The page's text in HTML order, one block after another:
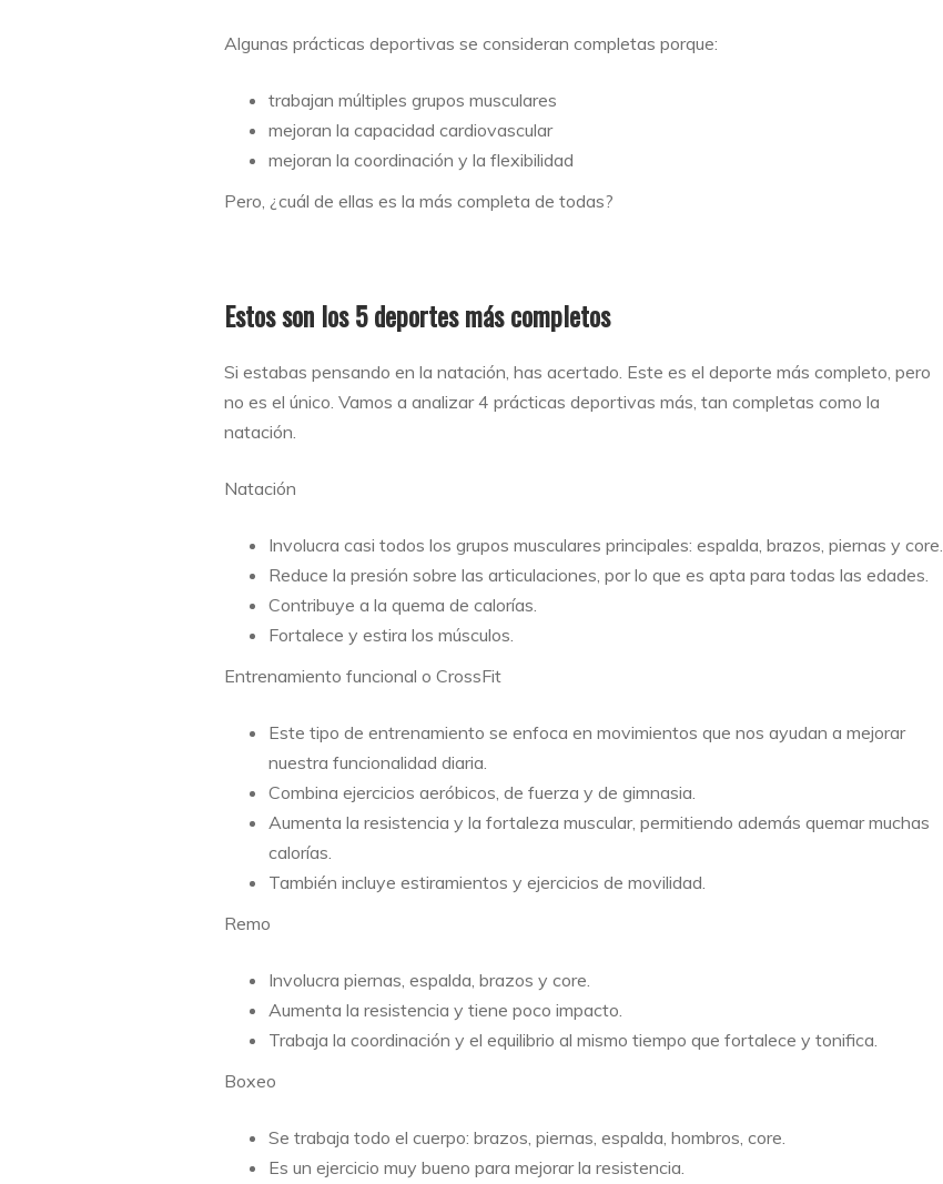
Algunas prácticas deportivas se consideran completas porque:
trabajan múltiples grupos musculares
mejoran la capacidad cardiovascular
mejoran la coordinación y la flexibilidad
Pero, ¿cuál de ellas es la más completa de todas?
Estos son los 5 deportes más completos
Si estabas pensando en la natación, has acertado. Este es el deporte más completo, pero
no es el único. Vamos a analizar 4 prácticas deportivas más, tan completas como la
natación.
Natación
Involucra casi todos los grupos musculares principales: espalda, brazos, piernas y core.
Reduce la presión sobre las articulaciones, por lo que es apta para todas las edades.
Contribuye a la quema de calorías.
Fortalece y estira los músculos.
Entrenamiento funcional o CrossFit
Este tipo de entrenamiento se enfoca en movimientos que nos ayudan a mejorar
nuestra funcionalidad diaria.
Combina ejercicios aeróbicos, de fuerza y de gimnasia.
Aumenta la resistencia y la fortaleza muscular, permitiendo además quemar muchas
calorías.
También incluye estiramientos y ejercicios de movilidad.
Remo
Involucra piernas, espalda, brazos y core.
Aumenta la resistencia y tiene poco impacto.
Trabaja la coordinación y el equilibrio al mismo tiempo que fortalece y tonifica.
Boxeo
Se trabaja todo el cuerpo: brazos, piernas, espalda, hombros, core.
Es un ejercicio muy bueno para mejorar la resistencia.